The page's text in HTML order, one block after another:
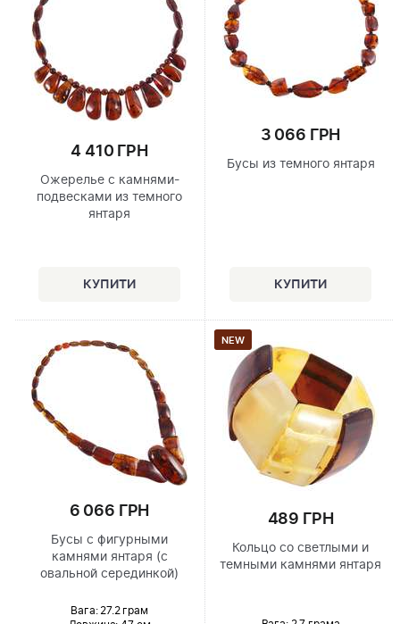
4 410 ГРН
Ожерелье с камнями-
подвесками из темного
янтаря
3 066 ГРН
Бусы из темного янтаря
6 066 ГРН
Бусы с фигурными
камнями янтаря (с
овальной серединкой)
Вага: 27.2 грам
NEW
489 ГРН
Кольцо со светлыми и
темными камнями янтаря